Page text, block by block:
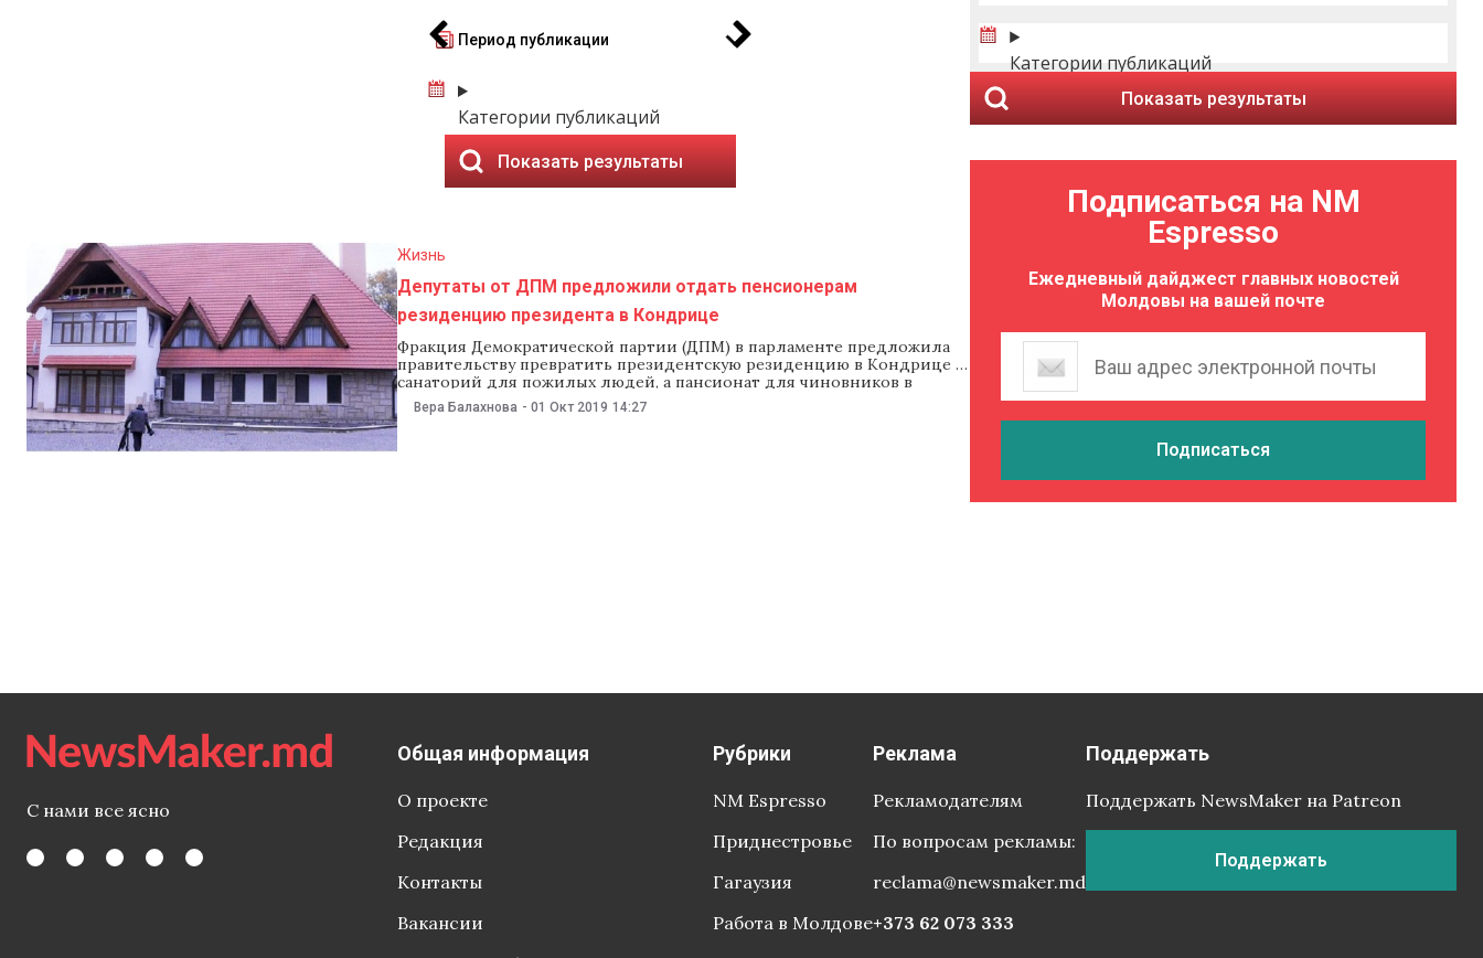
Период публикации
Категории публикаций
Показать результаты
Жизнь
Депутаты от ДПМ предложили отдать пенсионерам
резиденцию президента в Кондрице
Фракция Демократической партии (ДПМ) в парламенте предложила
правительству превратить президентскую резиденцию в Кондрице в
санаторий для пожилых людей, а пансионат для чиновников в
Голерканах — в санаторий для ветеранов конфликта на Днестре. Об
инициативе демократов рассказал 1 октября депутат Александру
Вера Балахнова - 01 Окт 2019 14:27
Категории публикаций
Показать результаты
Подписаться на NM
Espresso
Ежедневный дайджест главных новостей
Молдовы на вашей почте
С нами все ясно
Общая информация
О проекте
Редакция
Контакты
Вакансии
Рубрики
NM Espresso
Приднестровье
Гагаузия
Работа в Молдове
Реклама
Рекламодателям
По вопросам рекламы:
reclama@newsmaker.md
+373 62 073 333
Поддержать
Поддержать NewsMaker на Patreon
Поддержать